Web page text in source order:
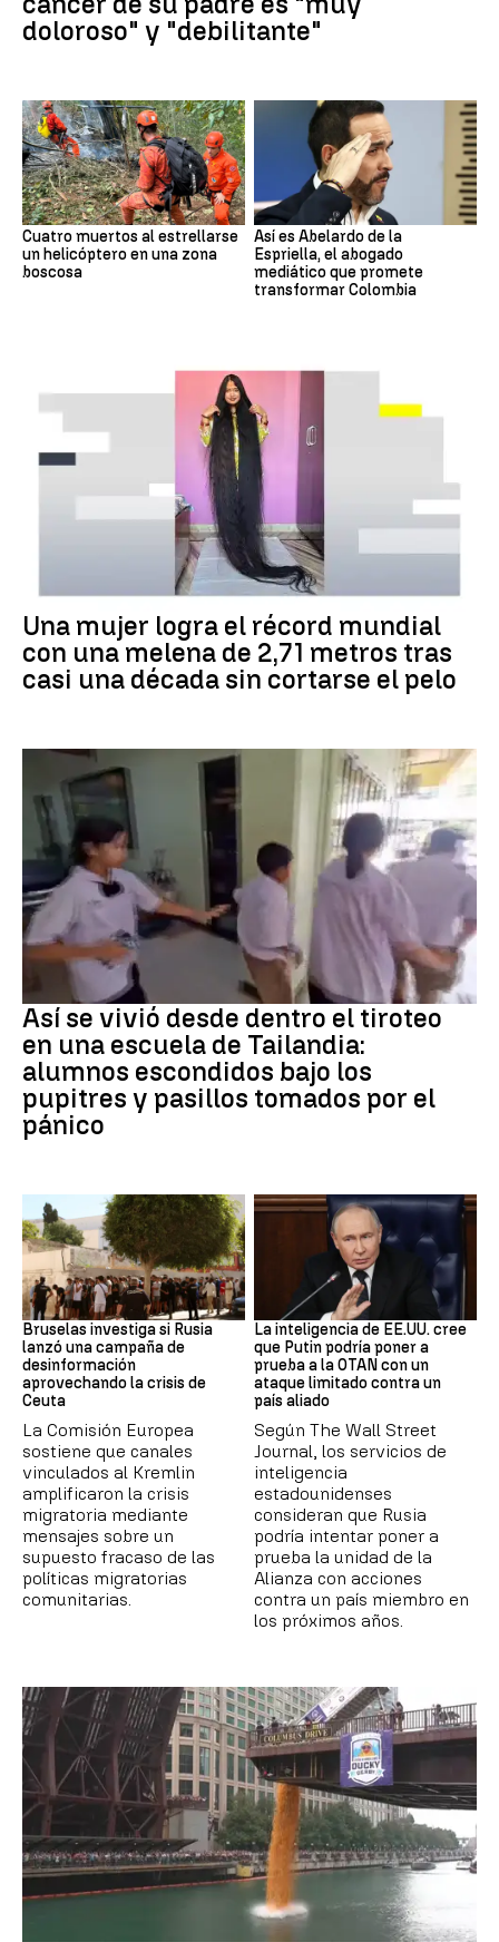
doloroso" y "debilitante"
Cuatro muertos al estrellarse
un helicóptero en una zona
boscosa
Así es Abelardo de la
Espriella, el abogado
mediático que promete
transformar Colombia
RÉCORD GUINNESS
Una mujer logra el récord mundial
con una melena de 2,71 metros tras
casi una década sin cortarse el pelo
Así se vivió desde dentro el tiroteo
en una escuela de Tailandia:
alumnos escondidos bajo los
pupitres y pasillos tomados por el
pánico
Desinformación rusa
Bruselas investiga si Rusia
lanzó una campaña de
desinformación
aprovechando la crisis de
Ceuta
La Comisión Europea
sostiene que canales
vinculados al Kremlin
amplificaron la crisis
migratoria mediante
mensajes sobre un
supuesto fracaso de las
políticas migratorias
comunitarias.
OTAN
La inteligencia de EE.UU. cree
que Putin podría poner a
prueba a la OTAN con un
ataque limitado contra un
país aliado
Según The Wall Street
Journal, los servicios de
inteligencia
estadounidenses
consideran que Rusia
podría intentar poner a
prueba la unidad de la
Alianza con acciones
contra un país miembro en
los próximos años.